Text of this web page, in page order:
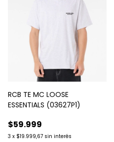
RCB TE MC LOOSE
ESSENTIALS (03627P1)
$59.999
3 x $19.999,67 sin interés